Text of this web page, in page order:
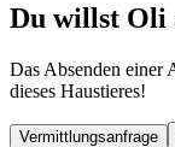
Du willst Oli
Das Absenden einer
dieses Haustieres!
Vermittlungsanfrage